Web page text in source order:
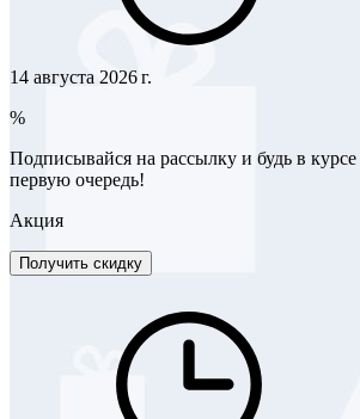
14 августа 2026 г.
%
Подписывайся на рассылку и будь в
первую очередь!
Акция
Получить скидку